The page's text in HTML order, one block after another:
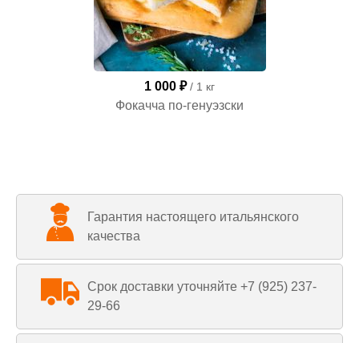
1 000 ₽ / 1 кг
Фокачча по-генуэзски
Гарантия настоящего итальянского
качества
Срок доставки уточняйте +7 (925) 237-
29-66